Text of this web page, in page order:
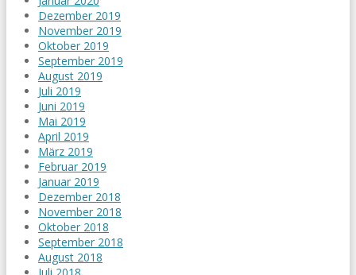
Dezember 2019
November 2019
Oktober 2019
September 2019
August 2019
Juli 2019
Juni 2019
Mai 2019
April 2019
März 2019
Februar 2019
Januar 2019
Dezember 2018
November 2018
Oktober 2018
September 2018
August 2018